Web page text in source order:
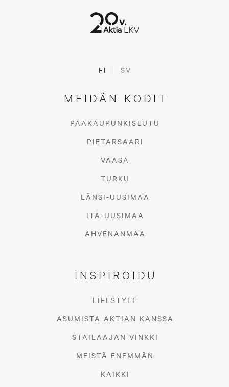
FI SV
MEIDÄN KODIT
PÄÄKAUPUNKISEUTU
PIETARSAARI
VAASA
TURKU
LÄNSI-UUSIMAA
ITÄ-UUSIMAA
AHVENANMAA
INSPIROIDU
LIFESTYLE
ASUMISTA AKTIAN KANSSA
STAILAAJAN VINKKI
MEISTÄ ENEMMÄN
KAIKKI